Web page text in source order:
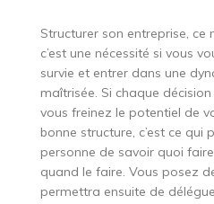
Structurer son entreprise, ce
c’est une nécessité si vous
survie et entrer dans une
maîtrisée. Si chaque
vous freinez le potentiel de
bonne structure, c’est ce qui
personne de savoir quoi
quand le faire. Vous posez
permettra ensuite de